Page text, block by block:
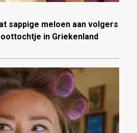
sappige meloen aan volgers
in Griekenland